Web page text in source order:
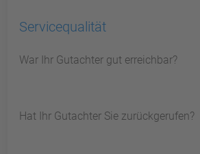
Servicequalität
War Ihr Gutachter gut erreichbar?
Hat Ihr Gutachter Sie zurückgerufen?